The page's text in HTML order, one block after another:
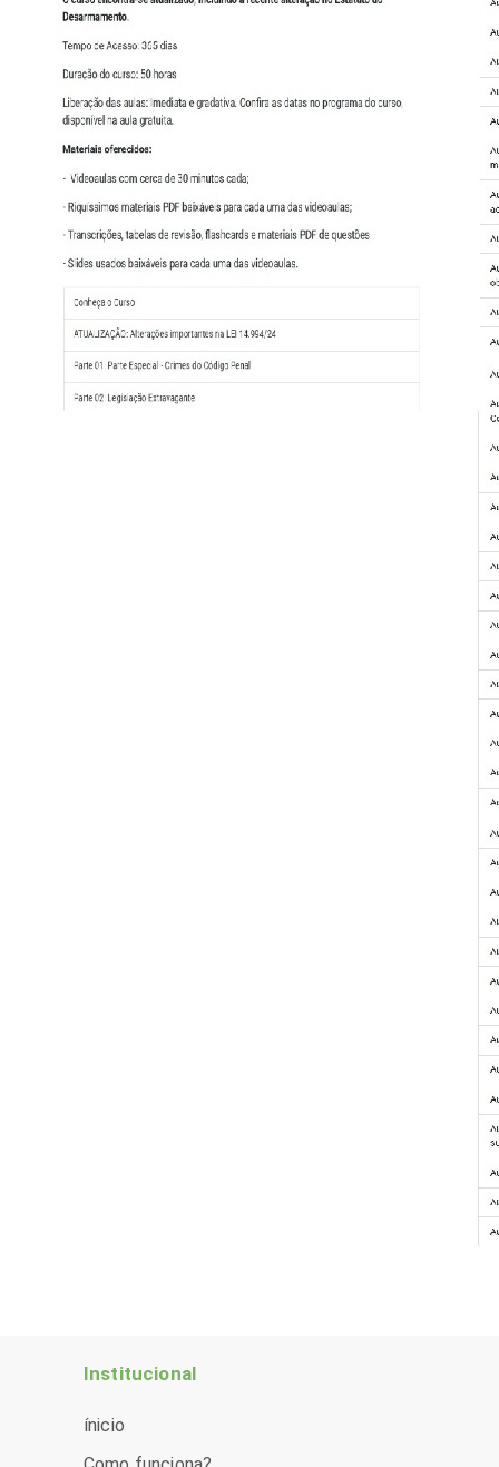
Institucional
ínicio